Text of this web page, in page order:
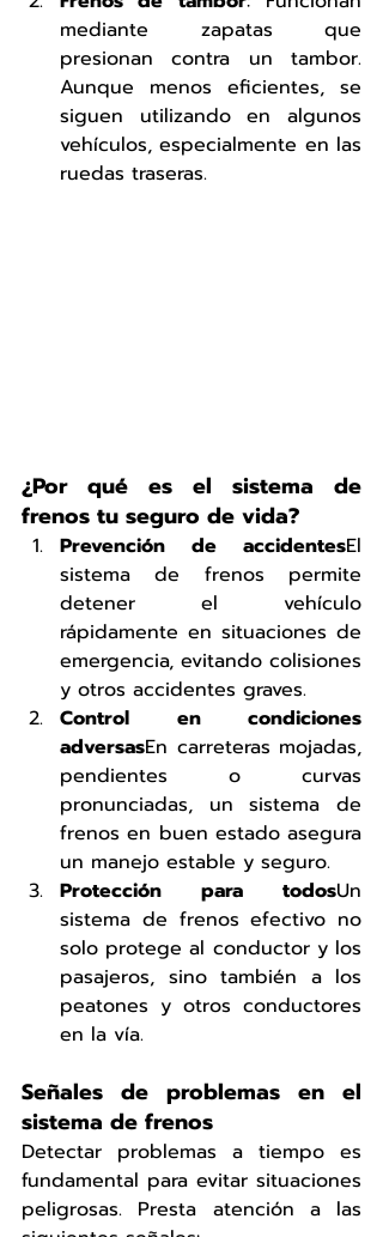
mediante zapatas que
presionan contra un tambor.
Aunque menos eficientes, se
siguen utilizando en algunos
vehículos, especialmente en las
ruedas traseras.
¿Por qué es el sistema de
frenos tu seguro de vida?
Prevención de accidentesEl
sistema de frenos permite
detener el vehículo
rápidamente en situaciones de
emergencia, evitando colisiones
y otros accidentes graves.
Control en condiciones
adversasEn carreteras mojadas,
pendientes o curvas
pronunciadas, un sistema de
frenos en buen estado asegura
un manejo estable y seguro.
Protección para todosUn
sistema de frenos efectivo no
solo protege al conductor y los
pasajeros, sino también a los
peatones y otros conductores
en la vía.
Señales de problemas en el
sistema de frenos
Detectar problemas a tiempo es
fundamental para evitar situaciones
peligrosas. Presta atención a las